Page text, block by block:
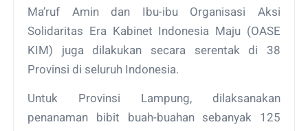
Ma’ruf Amin dan Ibu-ibu Organisasi Aksi
Solidaritas Era Kabinet Indonesia Maju (OASE
KIM) juga dilakukan secara serentak di 38
Provinsi di seluruh Indonesia.
Untuk Provinsi Lampung, dilaksanakan
penanaman bibit buah-buahan sebanyak 125